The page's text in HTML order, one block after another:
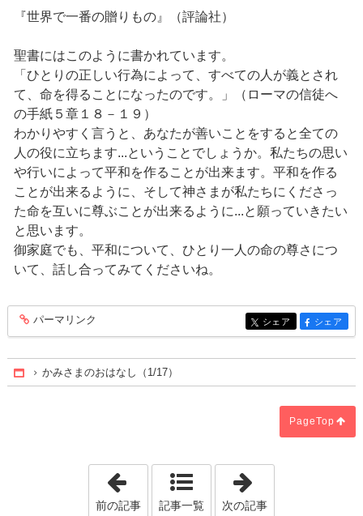
『世界で一番の贈りもの』（評論社）
聖書にはこのように書かれています。
「ひとりの正しい行為によって、すべての人が義とされ
て、命を得ることになったのです。」（ローマの信徒へ
の手紙５章１８－１９）
わかりやすく言うと、あなたが善いことをすると全ての
人の役に立ちます...ということでしょうか。私たちの思い
や行いによって平和を作ることが出来ます。平和を作る
ことが出来るように、そして神さまが私たちにくださっ
た命を互いに尊ぶことが出来るように...と願っていきたい
と思います。
御家庭でも、平和について、ひとり一人の命の尊さにつ
いて、話し合ってみてくださいね。
entry450
パーマリンク entry450
シェア entry450
シェア
Home
かみさまのおはなし（1/17）
PageTop
「3学期始業式（1/11）」
前の記事 記事一覧 次の記事